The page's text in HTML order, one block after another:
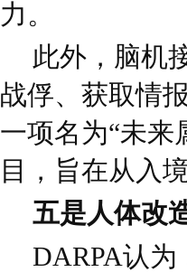
力。
此外，脑机
战俘、获取情
一项名为“未来
目，旨在从入
五是人体改
DARPA认